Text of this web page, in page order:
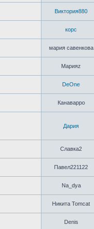
Виктория880
корс
мария савенкова
Марияz
DeOne
Канаварро
Дария
Славка2
Павел221122
Na_dya
Никита Tomcat
Denis